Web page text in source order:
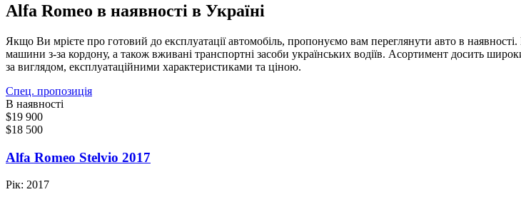
Alfa Romeo в наявності в Україні
Якщо Ви мрієте про готовий до експлуатації автомобіль, пропонуємо вам переглянути авто в
машини з-за кордону, а також вживані транспортні засоби українських водіїв. Асортимент досить
за виглядом, експлуатаційними характеристиками та ціною.
Спец. пропозиція
В наявності
$19 900
$18 500
Alfa Romeo Stelvio 2017
Рік: 2017